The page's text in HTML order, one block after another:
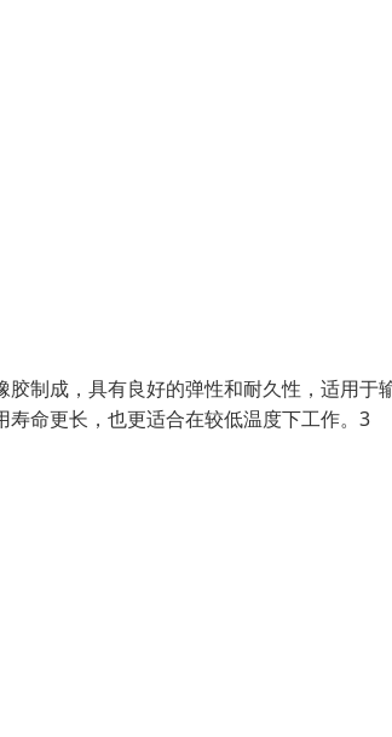
制成，具有良好的弹性和耐久性，适用于
命更长，也更适合在较低温度下工作。3